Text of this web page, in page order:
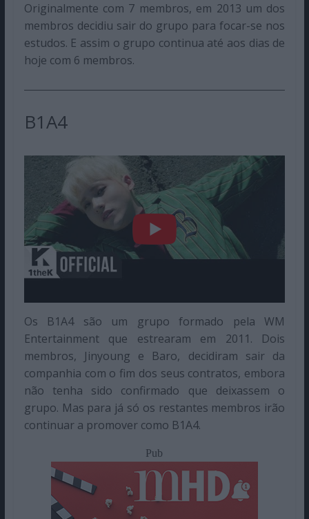
Originalmente com 7 membros, em 2013 um dos
membros decidiu sair do grupo para focar-se nos
estudos. E assim o grupo continua até aos dias de
hoje com 6 membros.
B1A4
Os B1A4 são um grupo formado pela WM
Entertainment que estrearam em 2011. Dois
membros, Jinyoung e Baro, decidiram sair da
companhia com o fim dos seus contratos, embora
não tenha sido confirmado que deixassem o
grupo. Mas para já só os restantes membros irão
continuar a promover como B1A4.
Pub